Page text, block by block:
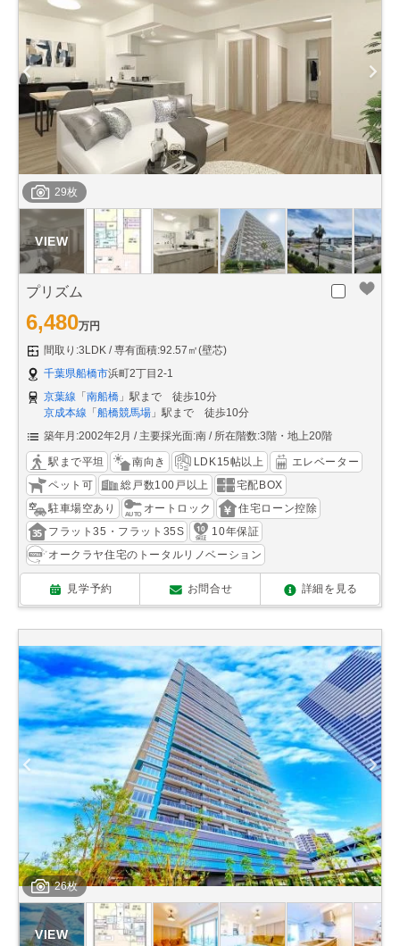
29枚
プリズム
6,480万円
間取り:3LDK
専有面積:92.57㎡(壁芯)
千葉県船橋市浜町2丁目2-1
京葉線 「 南船橋 」駅まで 徒歩10分
京成本線 「 船橋競馬場 」駅まで 徒歩10分
築年月:2002年2月
主要採光面:南 所在階数:3階・地上20階
駅まで平坦 南向き LDK15帖以上
エレベーター
ペット可
総戸数100戸以上
宅配BOX
駐車場空あり
オートロック
住宅ローン控除
フラット35・フラット35S
10年保証
オークラヤ住宅のトータルリノベーション
見学予約 お問合せ 詳細を見る
26枚